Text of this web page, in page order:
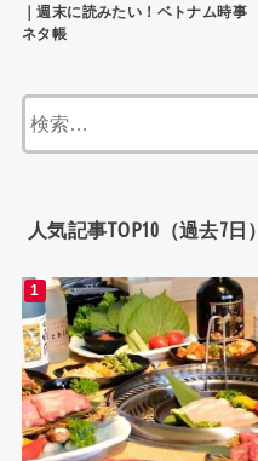
｜週末に読みたい！ベトナム時事
ネタ帳
人気記事TOP10（過去7日）